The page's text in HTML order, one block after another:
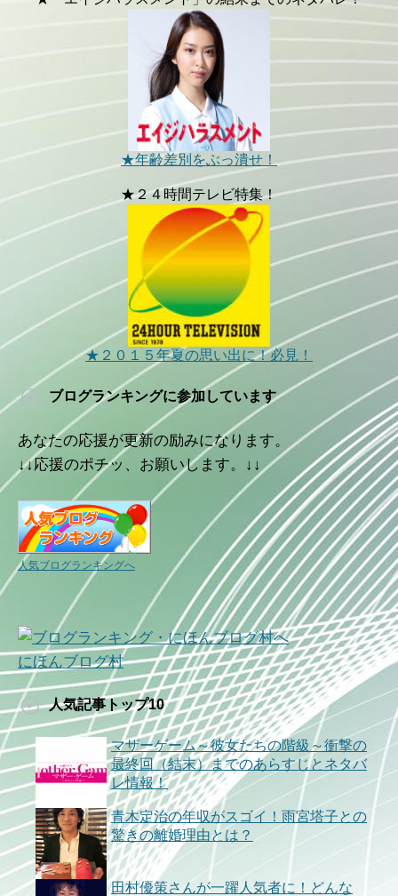
★年齢差別をぶっ潰せ！
★２４時間テレビ特集！
★２０１５年夏の思い出に！必見！
ブログランキングに参加しています
あなたの応援が更新の励みになります。
↓↓応援のポチッ、お願いします。↓↓
人気ブログランキングへ
にほんブログ村
人気記事トップ10
マザーゲーム～彼女たちの階級～衝撃の
最終回（結末）までのあらすじとネタバ
レ情報！
青木定治の年収がスゴイ！雨宮塔子との
驚きの離婚理由とは？
田村優策さんが一躍人気者に！どんな